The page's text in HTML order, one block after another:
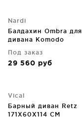
Nardi
Балдахин Ombra для
дивана Komodo
Под заказ
29 560 руб
Vical
Барный диван Retz
171X60X114 CM